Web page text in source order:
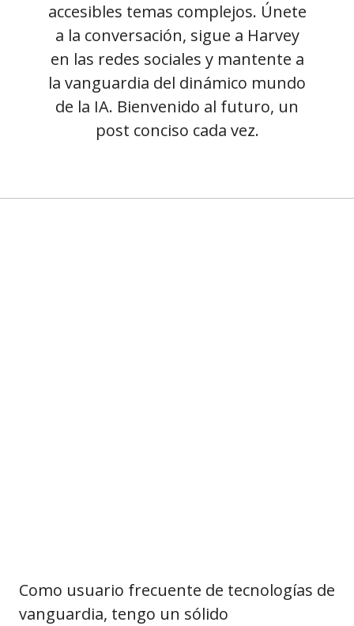
accesibles temas complejos. Únete
a la conversación, sigue a Harvey
en las redes sociales y mantente a
la vanguardia del dinámico mundo
de la IA. Bienvenido al futuro, un
post conciso cada vez.
Como usuario frecuente de tecnologías de
vanguardia, tengo un sólido